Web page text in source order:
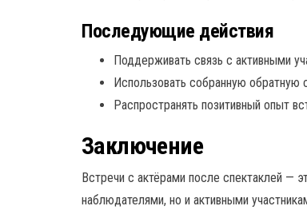
Последующие действия
Поддерживать связь с активными
Использовать собранную обратную
Распространять позитивный опыт
Заключение
Встречи с актёрами после спектаклей —
наблюдателями, но и активными